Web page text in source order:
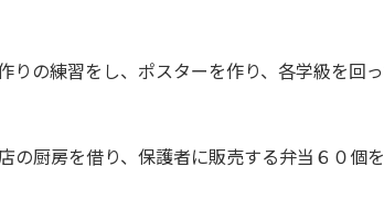
りの練習をし、ポスターを作り、各学級を回
の厨房を借り、保護者に販売する弁当６０個を